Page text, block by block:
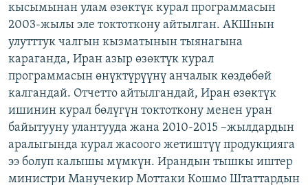
ЭЖЕ-СИҢДИЛЕР
АЗАТТЫК+
ЫҢГАЙСЫЗ СУРООЛОР
ОНЛАЙН ШЕРИНЕ
ЭЕ/АРнун бардык сайттары
кысымынан улам өзөктүк курал программасын
2003-жылы эле токтоткону айтылган. АКШнын
улутттук чалгын кызматынын тыянагына
караганда, Иран азыр өзөктүк курал
программасын өнүктүрүүнү анчалык көздөбөй
калгандай. Отчетто айтылгандай, Иран өзөктүк
ишинин курал бөлүгүн токтоткону менен уран
байытууну улантууда жана 2010-2015 –жылдардын
аралыгында курал жасоого жетиштүү продукцияга
ээ болуп калышы мүмкүн. Ирандын тышкы иштер
министри Манучекир Моттаки Кошмо Штаттардын